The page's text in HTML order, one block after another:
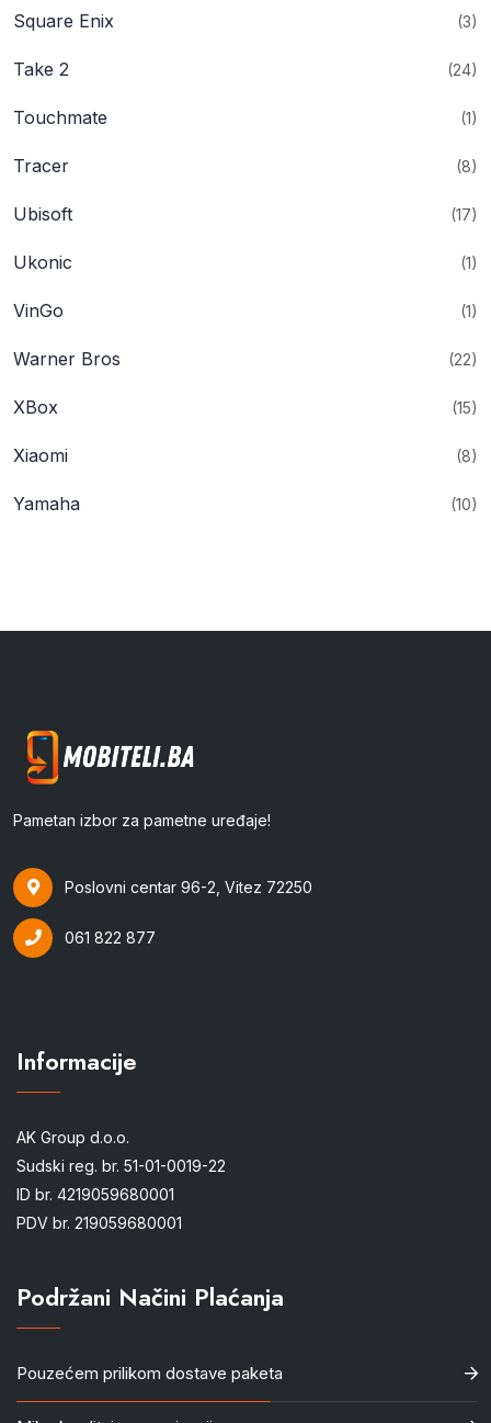
Square Enix (3)
Take 2 (24)
Touchmate (1)
Tracer (8)
Ubisoft (17)
Ukonic (1)
VinGo (1)
Warner Bros (22)
XBox (15)
Xiaomi (8)
Yamaha (10)
Pametan izbor za pametne uređaje!
Poslovni centar 96-2, Vitez 72250
061 822 877
Informacije
AK Group d.o.o.
Sudski reg. br. 51-01-0019-22
ID br. 4219059680001
PDV br. 219059680001
Podržani Načini Plaćanja
Pouzećem prilikom dostave paketa